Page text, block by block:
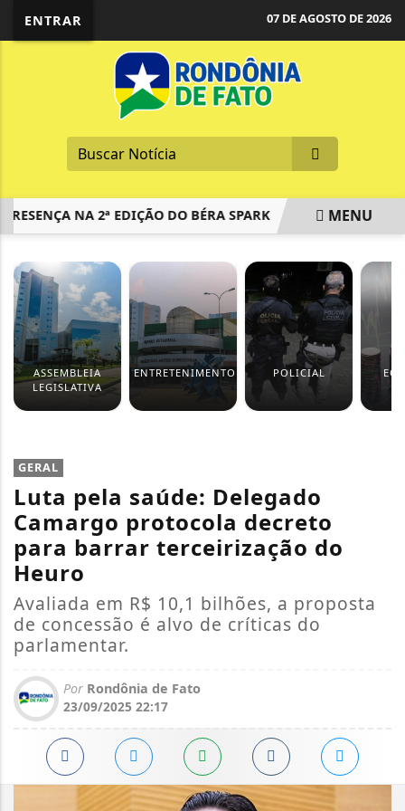
ENTRAR 07 DE AGOSTO DE 2026
NA 2ª EDIÇÃO DO BÉRA SPARK REINO UNIDO:
MENU
ASSEMBLEIA
LEGISLATIVA
ENTRETENIMENTO POLICIAL
GERAL
Luta pela saúde: Delegado
Camargo protocola decreto
para barrar terceirização do
Heuro
Avaliada em R$ 10,1 bilhões, a proposta
de concessão é alvo de críticas do
parlamentar.
Por Rondônia de Fato
23/09/2025 22:17